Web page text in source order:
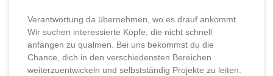
Verantwortung da übernehmen, wo es drauf ankommt.
Wir suchen interessierte Köpfe, die nicht schnell
anfangen zu qualmen. Bei uns bekommst du die
Chance, dich in den verschiedensten Bereichen
weiterzuentwickeln und selbstständig Projekte zu leiten.